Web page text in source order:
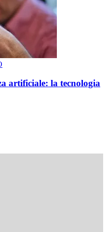
artificiale: la tecnologia